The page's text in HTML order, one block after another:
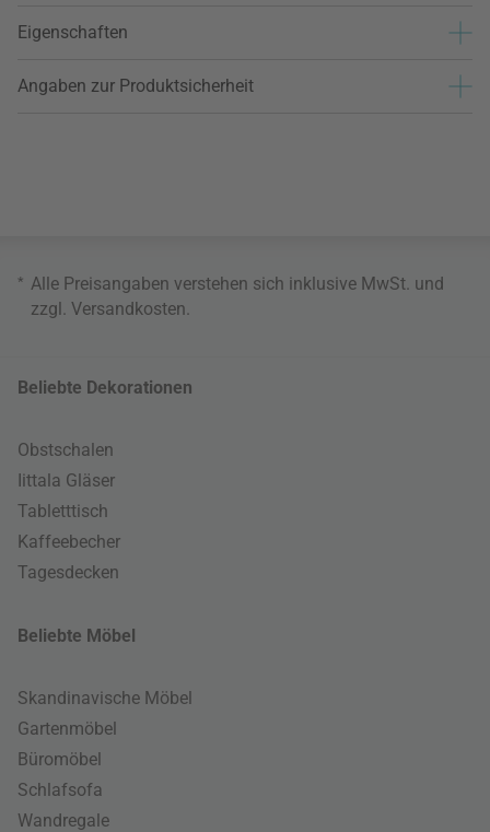
Eigenschaften
Angaben zur Produktsicherheit
* Alle Preisangaben verstehen sich inklusive MwSt. und
zzgl. Versandkosten
Beliebte Dekorationen
Obstschalen
Iittala Gläser
Tabletttisch
Kaffeebecher
Tagesdecken
Beliebte Möbel
Skandinavische Möbel
Gartenmöbel
Büromöbel
Schlafsofa
Wandregale